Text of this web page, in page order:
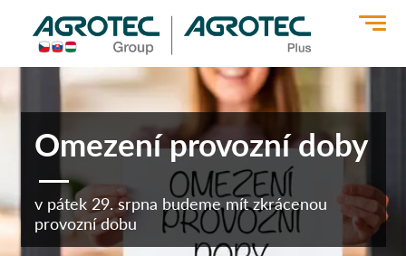
Omezení provozní doby
v pátek 29. srpna budeme mít zkrácenou
provozní dobu